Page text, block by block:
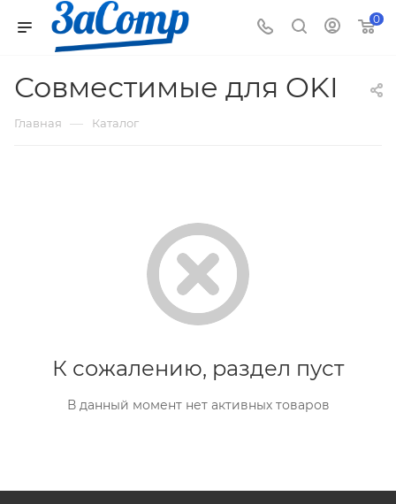
0
Совместимые для OKI
Главная — Каталог
К сожалению, раздел пуст
В данный момент нет активных товаров